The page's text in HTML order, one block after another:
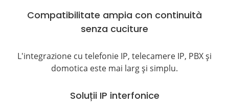
Compatibilitate ampia con continuità
senza cuciture
L'integrazione cu telefonie IP, telecamere IP, PBX și
domotica este mai larg și simplu.
Soluții IP interfonice